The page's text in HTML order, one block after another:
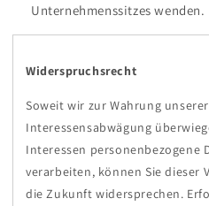
Unternehmenssitzes wenden.
Widerspruchsrecht
Soweit wir zur Wahrung
Interessensabwägung
Interessen personenbezogene
verarbeiten, können Sie dieser
die Zukunft widersprechen.